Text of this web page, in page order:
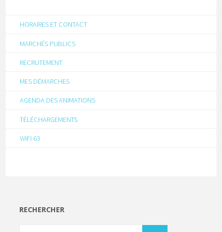
HORAIRES ET CONTACT
MARCHÉS PUBLICS
RECRUTEMENT
MES DÉMARCHES
AGENDA DES ANIMATIONS
TÉLÉCHARGEMENTS
WIFI 63
RECHERCHER